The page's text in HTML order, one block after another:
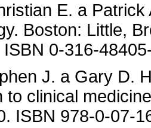
E. a
Boston: Little,
0-316-
J. a Gary D.
to clinical
ISBN 978-0-07-